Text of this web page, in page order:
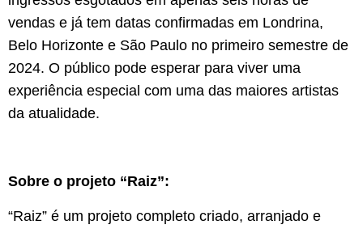
vendas e já tem datas confirmadas em Londrina,
Belo Horizonte e São Paulo no primeiro semestre de
2024. O público pode esperar para viver uma
experiência especial com uma das maiores artistas
da atualidade.
Sobre o projeto “Raiz”:
“Raiz” é um projeto completo criado, arranjado e